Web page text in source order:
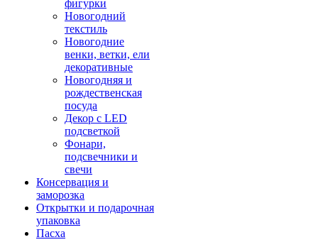
фигурки
Новогодний
текстиль
Новогодние
венки, ветки, ели
декоративные
Новогодняя и
рождественская
посуда
Декор с LED
подсветкой
Фонари,
подсвечники и
свечи
Консервация и
заморозка
Открытки и подарочная
упаковка
Пасха